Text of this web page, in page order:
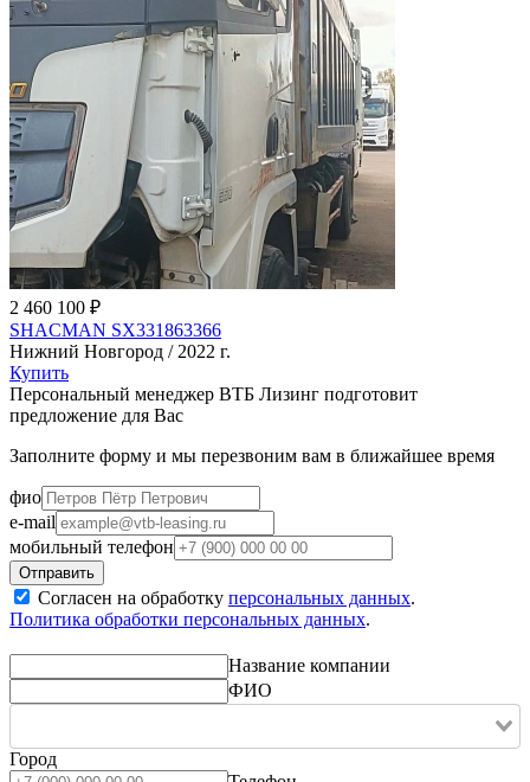
2 460 100 ₽
SHACMAN SX331863366
Нижний Новгород / 2022 г.
Купить
Персональный менеджер ВТБ Лизинг подготовит
предложение для Вас
Заполните форму и мы перезвоним вам в ближайшее время
фио
e-mail
мобильный телефон
Согласен на обработку персональных данных.
Политика обработки персональных данных.
Название компании
ФИО
Город